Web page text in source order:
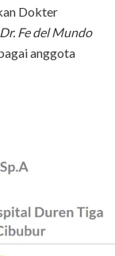
Dokter
Fe del Mundo
anggota